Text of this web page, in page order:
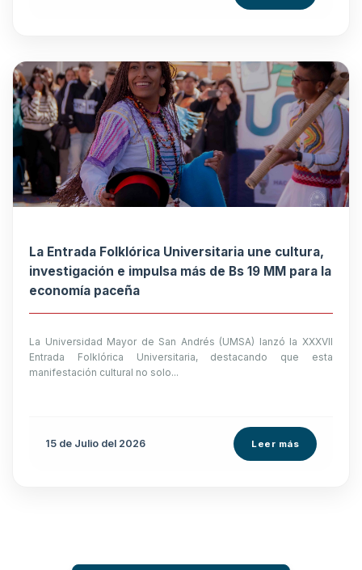
La Entrada Folklórica Universitaria une cultura,
investigación e impulsa más de Bs 19 MM para la
economía paceña
La Universidad Mayor de San Andrés (UMSA) lanzó la XXXVII
Entrada Folklórica Universitaria, destacando que esta
manifestación cultural no solo...
15 de Julio del 2026 Leer más